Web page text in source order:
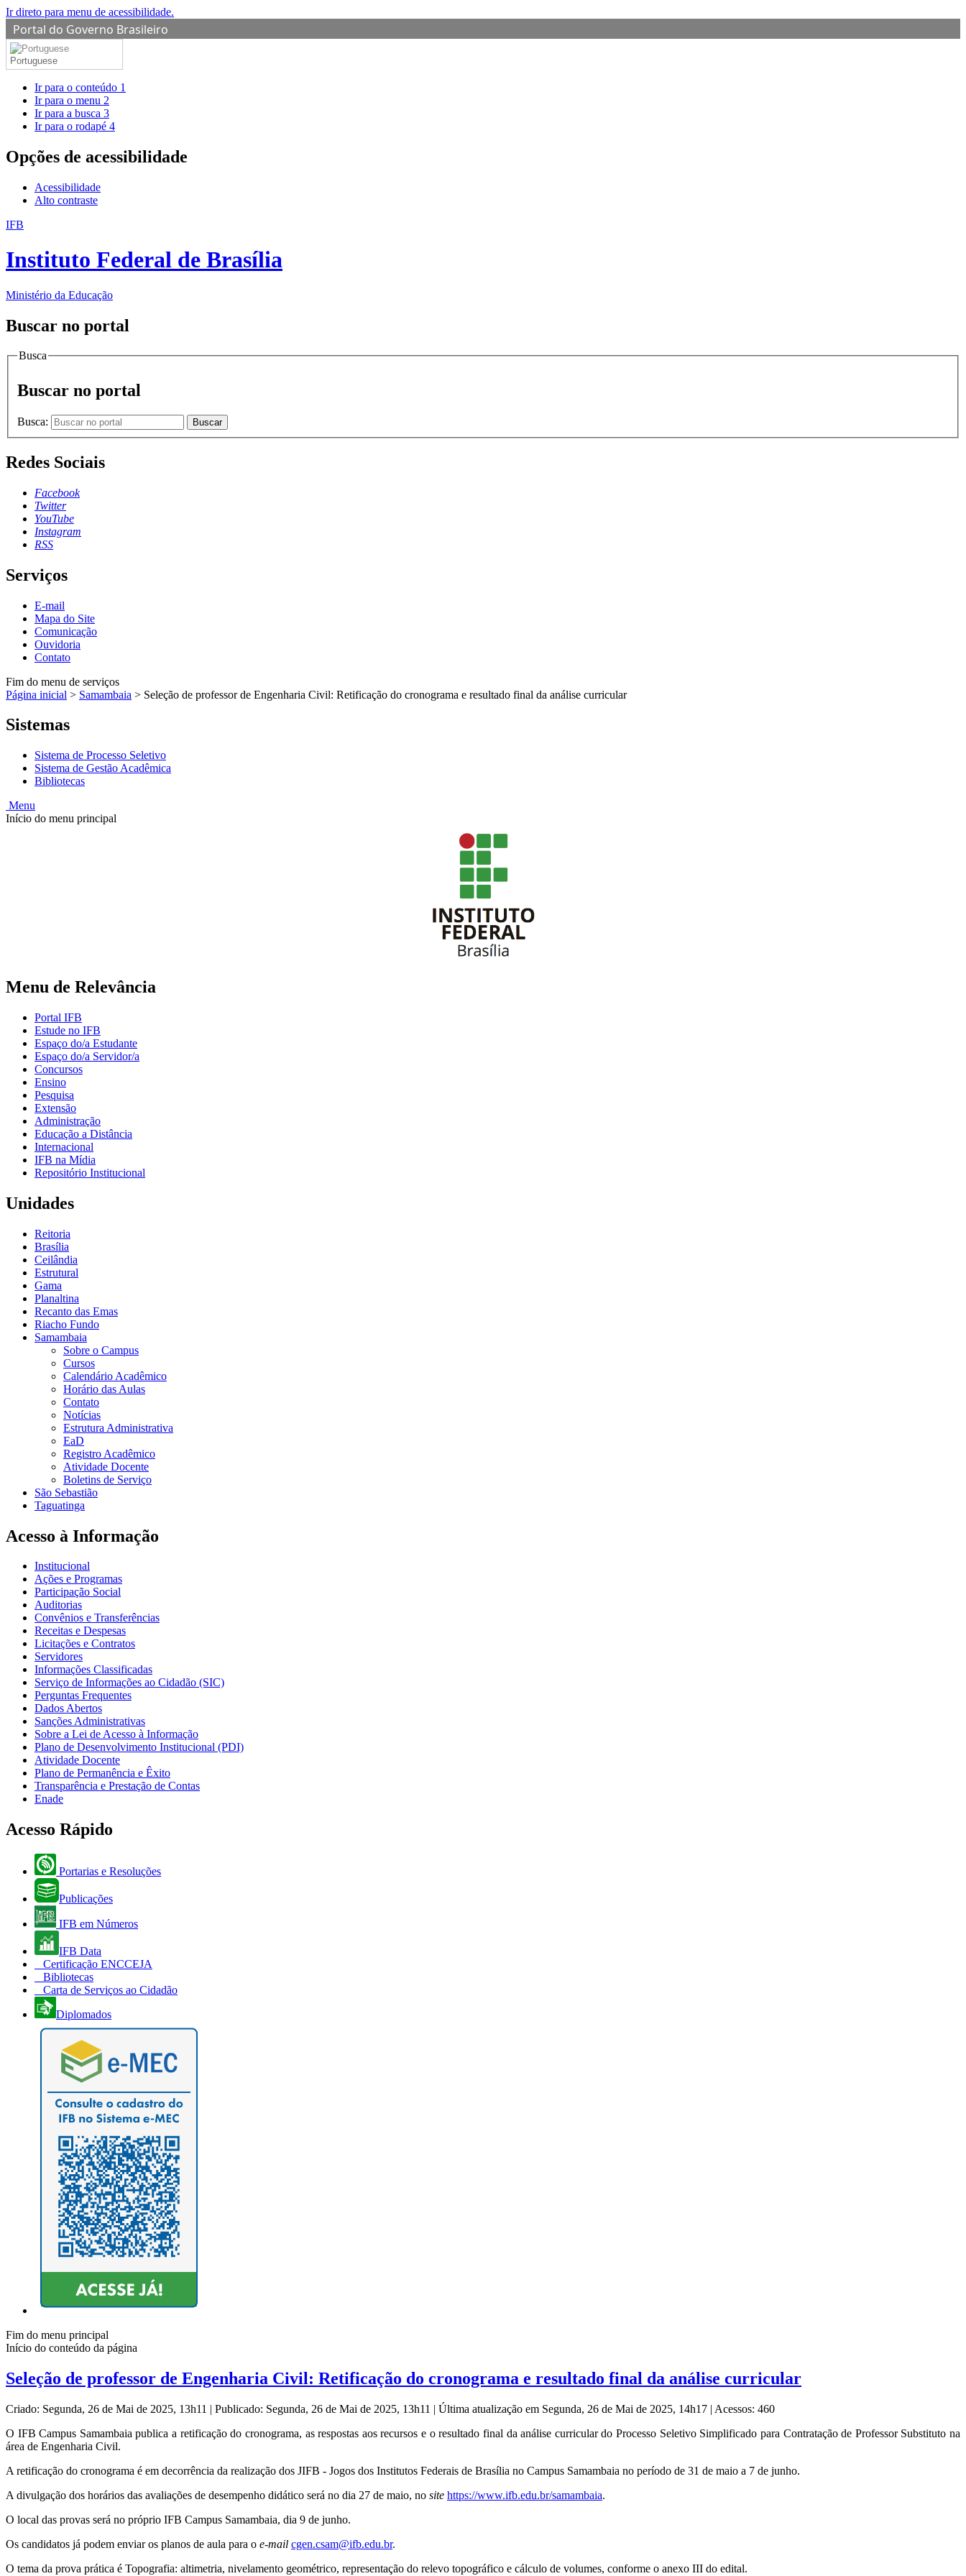
Ir direto para menu de acessibilidade.
Portal do Governo Brasileiro
Portuguese
Ir para o conteúdo 1
Ir para o menu 2
Ir para a busca 3
Ir para o rodapé 4
Opções de acessibilidade
Acessibilidade
Alto contraste
IFB
Instituto Federal de Brasília
Ministério da Educação
Buscar no portal
Busca
Buscar no portal
Busca: Buscar
Redes Sociais
Facebook
Twitter
YouTube
Instagram
RSS
Serviços
E-mail
Mapa do Site
Comunicação
Ouvidoria
Contato
Fim do menu de serviços
Página inicial > Samambaia > Seleção de professor de Engenharia Civil: Retificação do cronograma e resultado final da análise curricular
Sistemas
Sistema de Processo Seletivo
Sistema de Gestão Acadêmica
Bibliotecas
Menu
Início do menu principal
Menu de Relevância
Portal IFB
Estude no IFB
Espaço do/a Estudante
Espaço do/a Servidor/a
Concursos
Ensino
Pesquisa
Extensão
Administração
Educação a Distância
Internacional
IFB na Mídia
Repositório Institucional
Unidades
Reitoria
Brasília
Ceilândia
Estrutural
Gama
Planaltina
Recanto das Emas
Riacho Fundo
Samambaia
Sobre o Campus
Cursos
Calendário Acadêmico
Horário das Aulas
Contato
Notícias
Estrutura Administrativa
EaD
Registro Acadêmico
Atividade Docente
Boletins de Serviço
São Sebastião
Taguatinga
Acesso à Informação
Institucional
Ações e Programas
Participação Social
Auditorias
Convênios e Transferências
Receitas e Despesas
Licitações e Contratos
Servidores
Informações Classificadas
Serviço de Informações ao Cidadão (SIC)
Perguntas Frequentes
Dados Abertos
Sanções Administrativas
Sobre a Lei de Acesso à Informação
Plano de Desenvolvimento Institucional (PDI)
Atividade Docente
Plano de Permanência e Êxito
Transparência e Prestação de Contas
Enade
Acesso Rápido
Portarias e Resoluções
Publicações
IFB em Números
IFB Data
Certificação ENCCEJA
Bibliotecas
Carta de Serviços ao Cidadão
Diplomados
Fim do menu principal
Início do conteúdo da página
Seleção de professor de Engenharia Civil: Retificação do cronograma e resultado final da análise curricular
Criado: Segunda, 26 de Mai de 2025, 13h11 | Publicado: Segunda, 26 de Mai de 2025, 13h11 | Última atualização em Segunda, 26 de Mai de 2025, 14h17 | Acessos: 460
O IFB Campus Samambaia publica a retificação do cronograma, as respostas aos recursos e o resultado final da análise curricular do Processo Seletivo Simplificado para Contratação de Professor Substituto na
área de Engenharia Civil.
A retificação do cronograma é em decorrência da realização dos JIFB - Jogos dos Institutos Federais de Brasília no Campus Samambaia no período de 31 de maio a 7 de junho.
A divulgação dos horários das avaliações de desempenho didático será no dia 27 de maio, no site https://www.ifb.edu.br/samambaia.
O local das provas será no próprio IFB Campus Samambaia, dia 9 de junho.
Os candidatos já podem enviar os planos de aula para o e-mail cgen.csam@ifb.edu.br.
O tema da prova prática é Topografia: altimetria, nivelamento geométrico, representação do relevo topográfico e cálculo de volumes, conforme o anexo III do edital.